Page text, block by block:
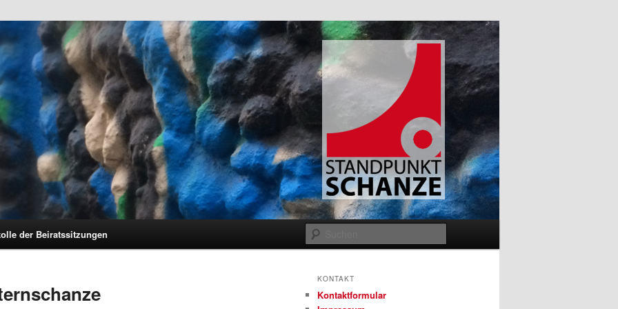
e.V.
e.V. und den Hamburger Stadtteil Sternschanze
der Beiratssitzungen
KONTAKT
Kontaktformular